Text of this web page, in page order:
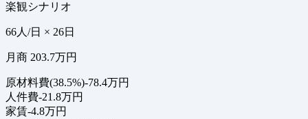
楽観シナリオ
66人/日 × 26日
月商 203.7万円
原材料費(38.5%)-78.4万円
人件費-21.8万円
家賃-4.8万円